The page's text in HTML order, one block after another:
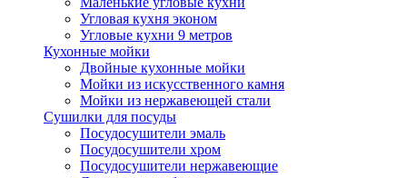
Угловая кухня эконом
Угловые кухни 9 метров
Кухонные мойки
Двойные кухонные мойки
Мойки из искусственного камня
Мойки из нержавеющей стали
Сушилки для посуды
Посудосушители эмаль
Посудосушители хром
Посудосушители нержавеющие